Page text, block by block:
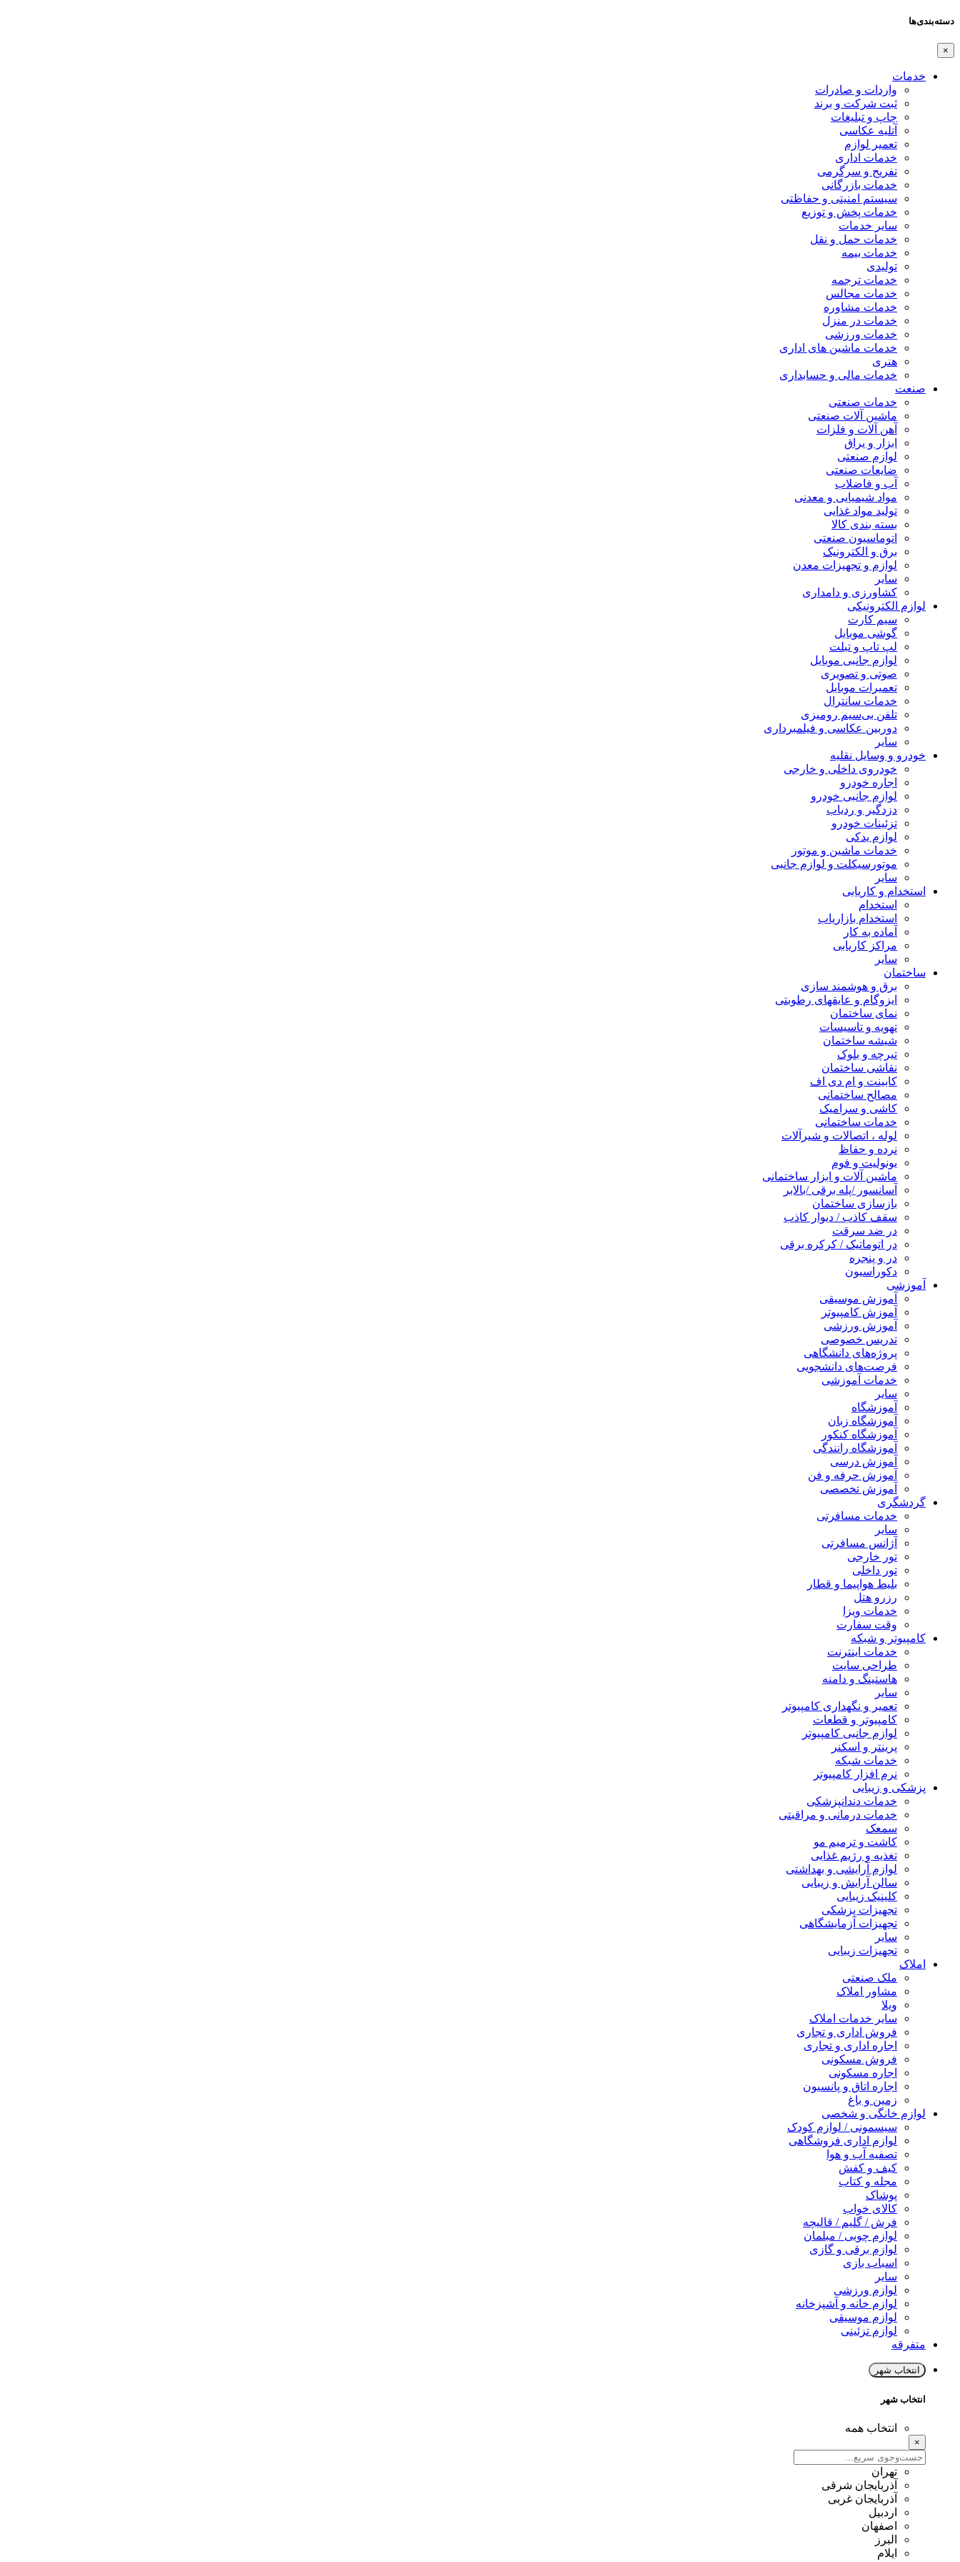
دسته‌بندی‌ها
×
خدمات
واردات و صادرات
ثبت شرکت و برند
چاپ و تبلیغات
آتلیه عکاسی
تعمیر لوازم
خدمات اداری
تفریح و سرگرمی
خدمات بازرگانی
سیستم امنیتی و حفاظتی
خدمات پخش و توزیع
سایر خدمات
خدمات حمل و نقل
خدمات بیمه
تولیدی
خدمات ترجمه
خدمات مجالس
خدمات مشاوره
خدمات در منزل
خدمات ورزشی
خدمات ماشین های اداری
هنری
خدمات مالی و حسابداری
صنعت
خدمات صنعتی
ماشین آلات صنعتی
آهن آلات و فلزات
ابزار و یراق
لوازم صنعتی
ضایعات صنعتی
آب و فاضلاب
مواد شیمیایی و معدنی
تولید مواد غذایی
بسته بندی کالا
اتوماسیون صنعتی
برق و الکترونیک
لوازم و تجهیزات معدن
سایر
کشاورزی و دامداری
لوازم الکترونیکی
سیم کارت
گوشی موبایل
لپ تاپ و تبلت
لوازم جانبی موبایل
صوتی و تصویری
تعمیرات موبایل
خدمات سانترال
تلفن بی‌سیم رومیزی
دوربین عکاسی و فیلمبرداری
سایر
خودرو و وسایل نقلیه
خودروی داخلی و خارجی
اجاره خودرو
لوازم جانبی خودرو
دزدگیر و ردیاب
تزئینات خودرو
لوازم یدکی
خدمات ماشین و موتور
موتورسیکلت و لوازم جانبی
سایر
استخدام و کاریابی
استخدام
استخدام بازاریاب
آماده به کار
مراکز کاریابی
سایر
ساختمان
برق و هوشمند سازی
ایزوگام و عایقهای رطوبتی
نمای ساختمان
تهویه و تاسیسات
شیشه ساختمان
تیرچه و بلوک
نقاشی ساختمان
کابینت و ام دی اف
مصالح ساختمانی
کاشی و سرامیک
خدمات ساختمانی
لوله ، اتصالات و شیرآلات
نرده و حفاظ
یونولیت و فوم
ماشین آلات و ابزار ساختمانی
آسانسور /پله برقی /بالابر
بازسازی ساختمان
سقف کاذب / دیوار کاذب
در ضد سرقت
در اتوماتیک / کرکره برقی
در و پنجره
دکوراسیون
آموزشی
آموزش موسیقی
آموزش کامپیوتر
آموزش ورزشی
تدریس خصوصی
پروژه‌های دانشگاهی
فرصت‌های دانشجویی
خدمات آموزشی
سایر
آموزشگاه
آموزشگاه زبان
آموزشگاه کنکور
آموزشگاه رانندگی
آموزش درسی
آموزش حرفه و فن
آموزش تخصصی
گردشگری
خدمات مسافرتی
سایر
آژانس مسافرتی
تور خارجی
تور داخلی
بلیط هواپیما و قطار
رزرو هتل
خدمات ویزا
وقت سفارت
کامپیوتر و شبکه
خدمات اینترنت
طراحی سایت
هاستینگ و دامنه
سایر
تعمیر و نگهداری کامپیوتر
کامپیوتر و قطعات
لوازم جانبی کامپیوتر
پرینتر و اسکنر
خدمات شبکه
نرم افزار کامپیوتر
پزشکی و زیبایی
خدمات دندانپزشکی
خدمات درمانی و مراقبتی
سمعک
کاشت و ترمیم مو
تغذیه و رژیم غذایی
لوازم آرایشی و بهداشتی
سالن آرایش و زیبایی
کلینیک زیبایی
تجهیزات پزشکی
تجهیزات آزمایشگاهی
سایر
تجهیزات زیبایی
املاک
ملک صنعتی
مشاور املاک
ویلا
سایر خدمات املاک
فروش اداری و تجاری
اجاره اداری و تجاری
فروش مسکونی
اجاره مسکونی
اجاره اتاق و پانسیون
زمین و باغ
لوازم خانگی و شخصی
سیسمونی / لوازم کودک
لوازم اداری فروشگاهی
تصفیه آب و هوا
کیف و کفش
مجله و کتاب
پوشاک
کالای خواب
فرش / گلیم / قالیچه
لوازم چوبی / مبلمان
لوازم برقی و گازی
اسباب بازی
سایر
لوازم ورزشی
لوازم خانه و آشپزخانه
لوازم موسیقی
لوازم تزئینی
متفرقه
انتخاب شهر
انتخاب شهر
انتخاب همه
×
تهران
آذربایجان شرقی
آذربایجان غربی
اردبیل
اصفهان
البرز
ایلام